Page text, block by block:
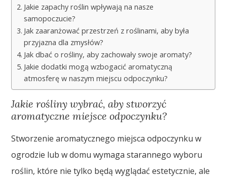
Jakie zapachy roślin wpływają na nasze
samopoczucie?
Jak zaaranżować przestrzeń z roślinami, aby była
przyjazna dla zmysłów?
Jak dbać o rośliny, aby zachowały swoje aromaty?
Jakie dodatki mogą wzbogacić aromatyczną
atmosferę w naszym miejscu odpoczynku?
Jakie rośliny wybrać, aby stworzyć
aromatyczne miejsce odpoczynku?
Stworzenie aromatycznego miejsca odpoczynku w
ogrodzie lub w domu wymaga starannego wyboru
roślin, które nie tylko będą wyglądać estetycznie, ale